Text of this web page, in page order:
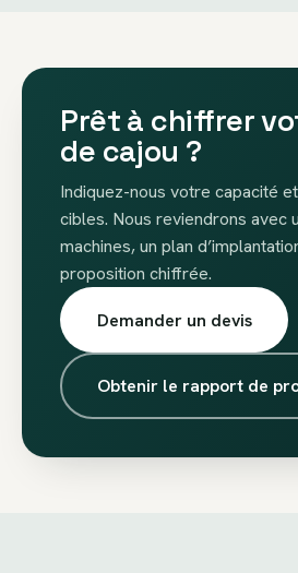
Prêt à chiffrer
de cajou ?
Indiquez-nous votre capacité
cibles. Nous reviendrons avec
machines, un plan
proposition chiffrée.
Demander un devis
Obtenir le rapport de